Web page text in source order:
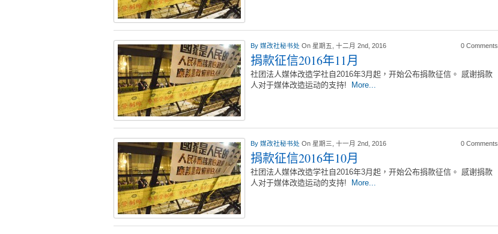
By 媒改社秘书处 On 星期五, 十二月 2nd, 2016 0 Comments
捐款征信2016年11月
社团法人媒体改造学社自2016年3月起，开始公布捐款征信。 感谢捐款
人对于媒体改造运动的支持!
More...
By 媒改社秘书处 On 星期三, 十一月 2nd, 2016 0 Comments
捐款征信2016年10月
社团法人媒体改造学社自2016年3月起，开始公布捐款征信。 感谢捐款
人对于媒体改造运动的支持!
More...